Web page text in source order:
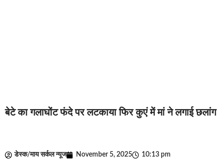
बेटे का गलाघोंट फंदे पर लटकाया फिर कुएं में मां ने लगाई छलांग
डेस्क/माय सर्कल न्यूज November 5, 2025 10:13 pm